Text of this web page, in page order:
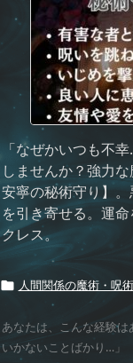
「なぜかいつも不
しませんか？強力
安寧の秘術守り】
を引き寄せる。運
クレス。
 人間関係の魔術・呪術
あなたは、こんな経験は
いかないことばかり…」